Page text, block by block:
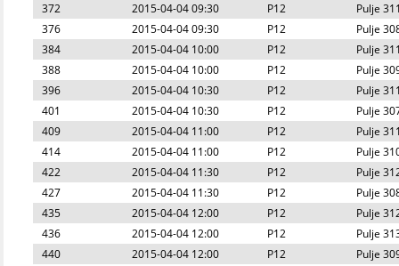
372
2015-04-04 09:30 P12
Pulje
376
2015-04-04 09:30 P12
Pulje
384
2015-04-04 10:00 P12
Pulje
388
2015-04-04 10:00 P12
Pulje
396
2015-04-04 10:30 P12
Pulje
401
2015-04-04 10:30 P12
Pulje
409
2015-04-04 11:00 P12
Pulje
414
2015-04-04 11:00 P12
Pulje
422
2015-04-04 11:30 P12
Pulje
427
2015-04-04 11:30 P12
Pulje
435
2015-04-04 12:00 P12
Pulje
436
2015-04-04 12:00 P12
Pulje
440
2015-04-04 12:00 P12
Pulje